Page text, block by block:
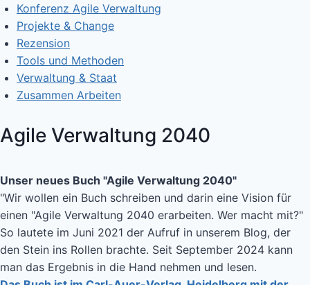
Konferenz Agile Verwaltung
Projekte & Change
Rezension
Tools und Methoden
Verwaltung & Staat
Zusammen Arbeiten
Agile Verwaltung 2040
Unser neues Buch "Agile Verwaltung 2040"
"Wir wollen ein Buch schreiben und darin eine Vision für
einen "Agile Verwaltung 2040 erarbeiten. Wer macht mit?"
So lautete im Juni 2021 der Aufruf in unserem Blog, der
den Stein ins Rollen brachte. Seit September 2024 kann
man das Ergebnis in die Hand nehmen und lesen.